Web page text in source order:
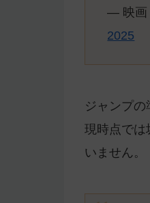
— 映画
2025
ジャンプ
現時点では
いません。